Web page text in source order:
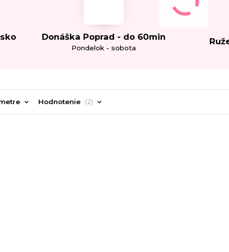
Donáška Poprad - do 60min
Pondelok - sobota
Hodnotenie 2